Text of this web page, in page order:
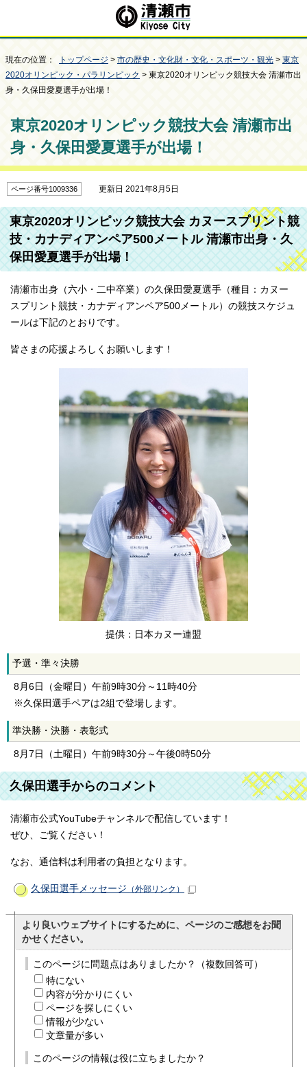
現在の位置： トップページ > 市の歴史・文化財・文化・スポーツ・観光 > 東京
2020オリンピック・パラリンピック > 東京2020オリンピック競技大会 清瀬市出
身・久保田愛夏選手が出場！
東京2020オリンピック競技大会 清瀬市出
身・久保田愛夏選手が出場！
ページ番号1009336 更新日 2021年8月5日
東京2020オリンピック競技大会 カヌースプリント競
技・カナディアンペア500メートル 清瀬市出身・久
保田愛夏選手が出場！
清瀬市出身（六小・二中卒業）の久保田愛夏選手（種目：カヌー
スプリント競技・カナディアンペア500メートル）の競技スケジュ
ールは下記のとおりです。
皆さまの応援よろしくお願いします！
提供：日本カヌー連盟
予選・準々決勝
8月6日（金曜日）午前9時30分～11時40分
※久保田選手ペアは2組で登場します。
準決勝・決勝・表彰式
8月7日（土曜日）午前9時30分～午後0時50分
久保田選手からのコメント
清瀬市公式YouTubeチャンネルで配信しています！
ぜひ、ご覧ください！
なお、通信料は利用者の負担となります。
久保田選手メッセージ （外部リンク）
より良いウェブサイトにするために、ページのご感想をお聞
かせください。
このページに問題点はありましたか？（複数回答可）
特にない
内容が分かりにくい
ページを探しにくい
情報が少ない
文章量が多い
このページの情報は役に立ちましたか？